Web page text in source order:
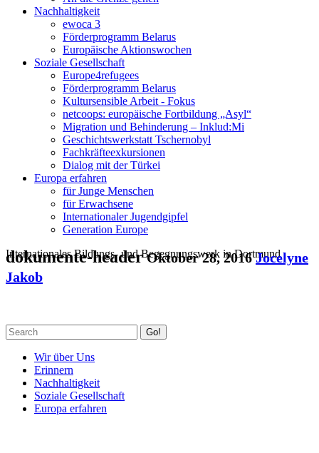
Nachhaltigkeit
ewoca 3
Förderprogramm Belarus
Europäische Aktionswochen
Soziale Gesellschaft
Europe4refugees
Förderprogramm Belarus
Kultursensible Arbeit - Fokus
netcoops: europäische Fortbildung „Asyl“
Migration und Behinderung – Inklud:Mi
Geschichtswerkstatt Tschernobyl
Fachkräfteexkursionen
Dialog mit der Türkei
Europa erfahren
für Junge Menschen
für Erwachsene
Internationaler Jugendgipfel
Generation Europe
Internationales Bildungs- und Begegnungswerk in Dortmund
dokumente-headerOktober 28, 2016 Jocelyne
Jakob
Go!
Wir über Uns
Erinnern
Nachhaltigkeit
Soziale Gesellschaft
Europa erfahren